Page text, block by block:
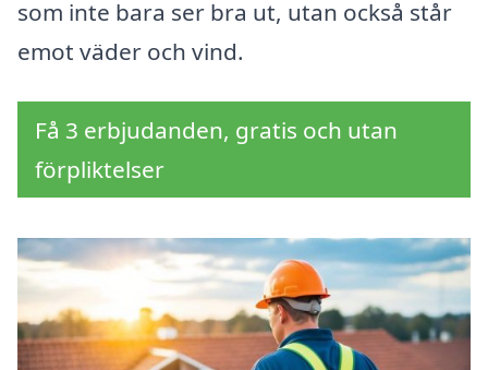
som inte bara ser bra ut, utan också står
emot väder och vind.
Få 3 erbjudanden, gratis och utan
förpliktelser